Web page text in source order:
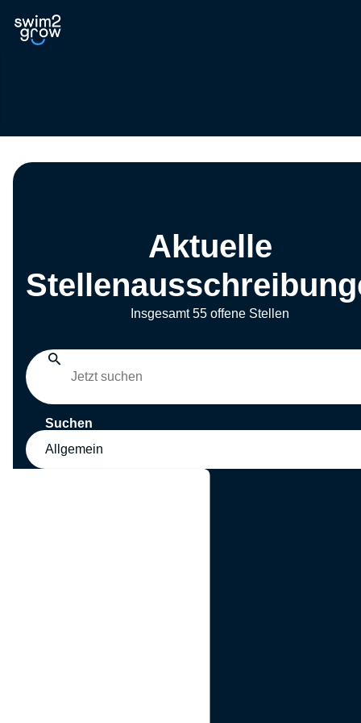
Aktuelle
Insgesamt 55 offene Stellen
Suchen
Allgemein